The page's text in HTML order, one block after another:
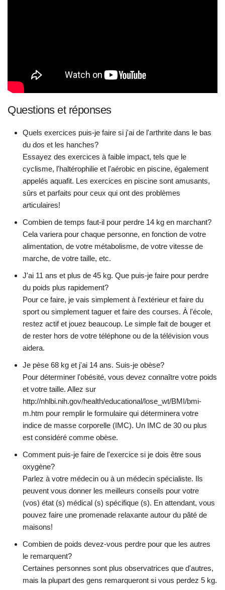
Questions et réponses
Quels exercices puis-je faire si j'ai de l'arthrite dans le bas
du dos et les hanches?
Essayez des exercices à faible impact, tels que le
cyclisme, l'haltérophilie et l'aérobic en piscine, également
appelés aquafit. Les exercices en piscine sont amusants,
sûrs et parfaits pour ceux qui ont des problèmes
articulaires!
Combien de temps faut-il pour perdre 14 kg en marchant?
Cela variera pour chaque personne, en fonction de votre
alimentation, de votre métabolisme, de votre vitesse de
marche, de votre taille, etc.
J'ai 11 ans et plus de 45 kg. Que puis-je faire pour perdre
du poids plus rapidement?
Pour ce faire, je vais simplement à l'extérieur et faire du
sport ou simplement taguer et faire des courses. À l'école,
restez actif et jouez beaucoup. Le simple fait de bouger et
de rester hors de votre téléphone ou de la télévision vous
aidera.
Je pèse 68 kg et j'ai 14 ans. Suis-je obèse?
Pour déterminer l'obésité, vous devez connaître votre poids
et votre taille. Allez sur
http://nhlbi.nih.gov/health/educational/lose_wt/BMI/bmi-
m.htm pour remplir le formulaire qui déterminera votre
indice de masse corporelle (IMC). Un IMC de 30 ou plus
est considéré comme obèse.
Comment puis-je faire de l'exercice si je dois être sous
oxygène?
Parlez à votre médecin ou à un médecin spécialiste. Ils
peuvent vous donner les meilleurs conseils pour votre
(vos) état (s) médical (s) spécifique (s). En attendant, vous
pouvez faire une promenade relaxante autour du pâté de
maisons!
Combien de poids devez-vous perdre pour que les autres
le remarquent?
Certaines personnes sont plus observatrices que d'autres,
mais la plupart des gens remarqueront si vous perdez 5 kg.